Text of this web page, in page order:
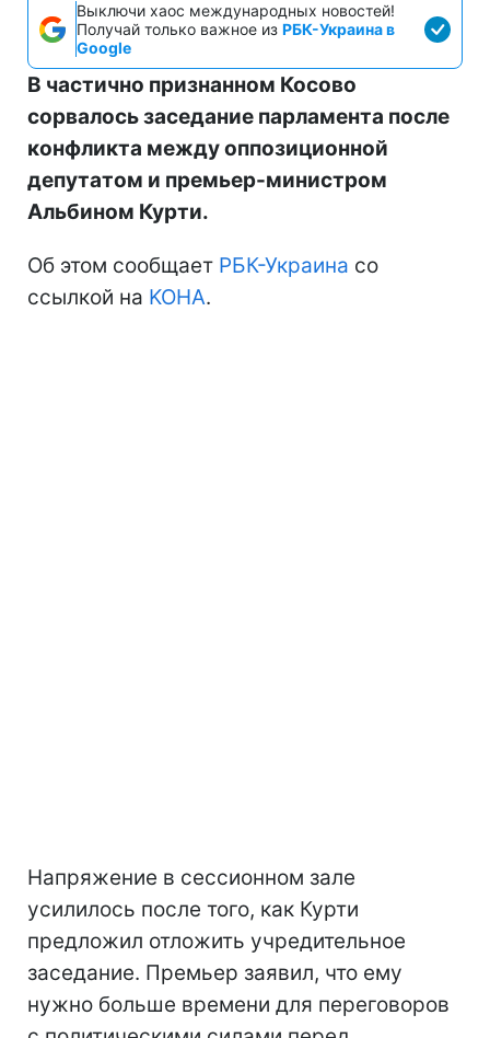
Выключи хаос международных новостей!
Получай только важное из РБК-Украина в
Google
В частично признанном Косово
сорвалось заседание парламента после
конфликта между оппозиционной
депутатом и премьер-министром
Альбином Курти.
Об этом сообщает РБК-Украина со
ссылкой на KOHA.
Напряжение в сессионном зале
усилилось после того, как Курти
предложил отложить учредительное
заседание. Премьер заявил, что ему
нужно больше времени для переговоров